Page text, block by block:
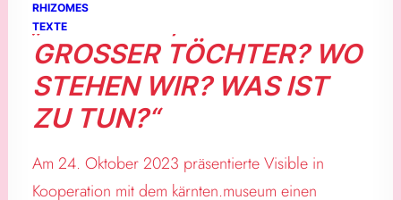
RHIZOMES
TEXTE
„KÄRNTEN, HEIMAT
GROSSER TÖCHTER? WO
STEHEN WIR? WAS IST
ZU TUN?“
Am 24. Oktober 2023 präsentierte Visible in
Kooperation mit dem kärnten.museum einen